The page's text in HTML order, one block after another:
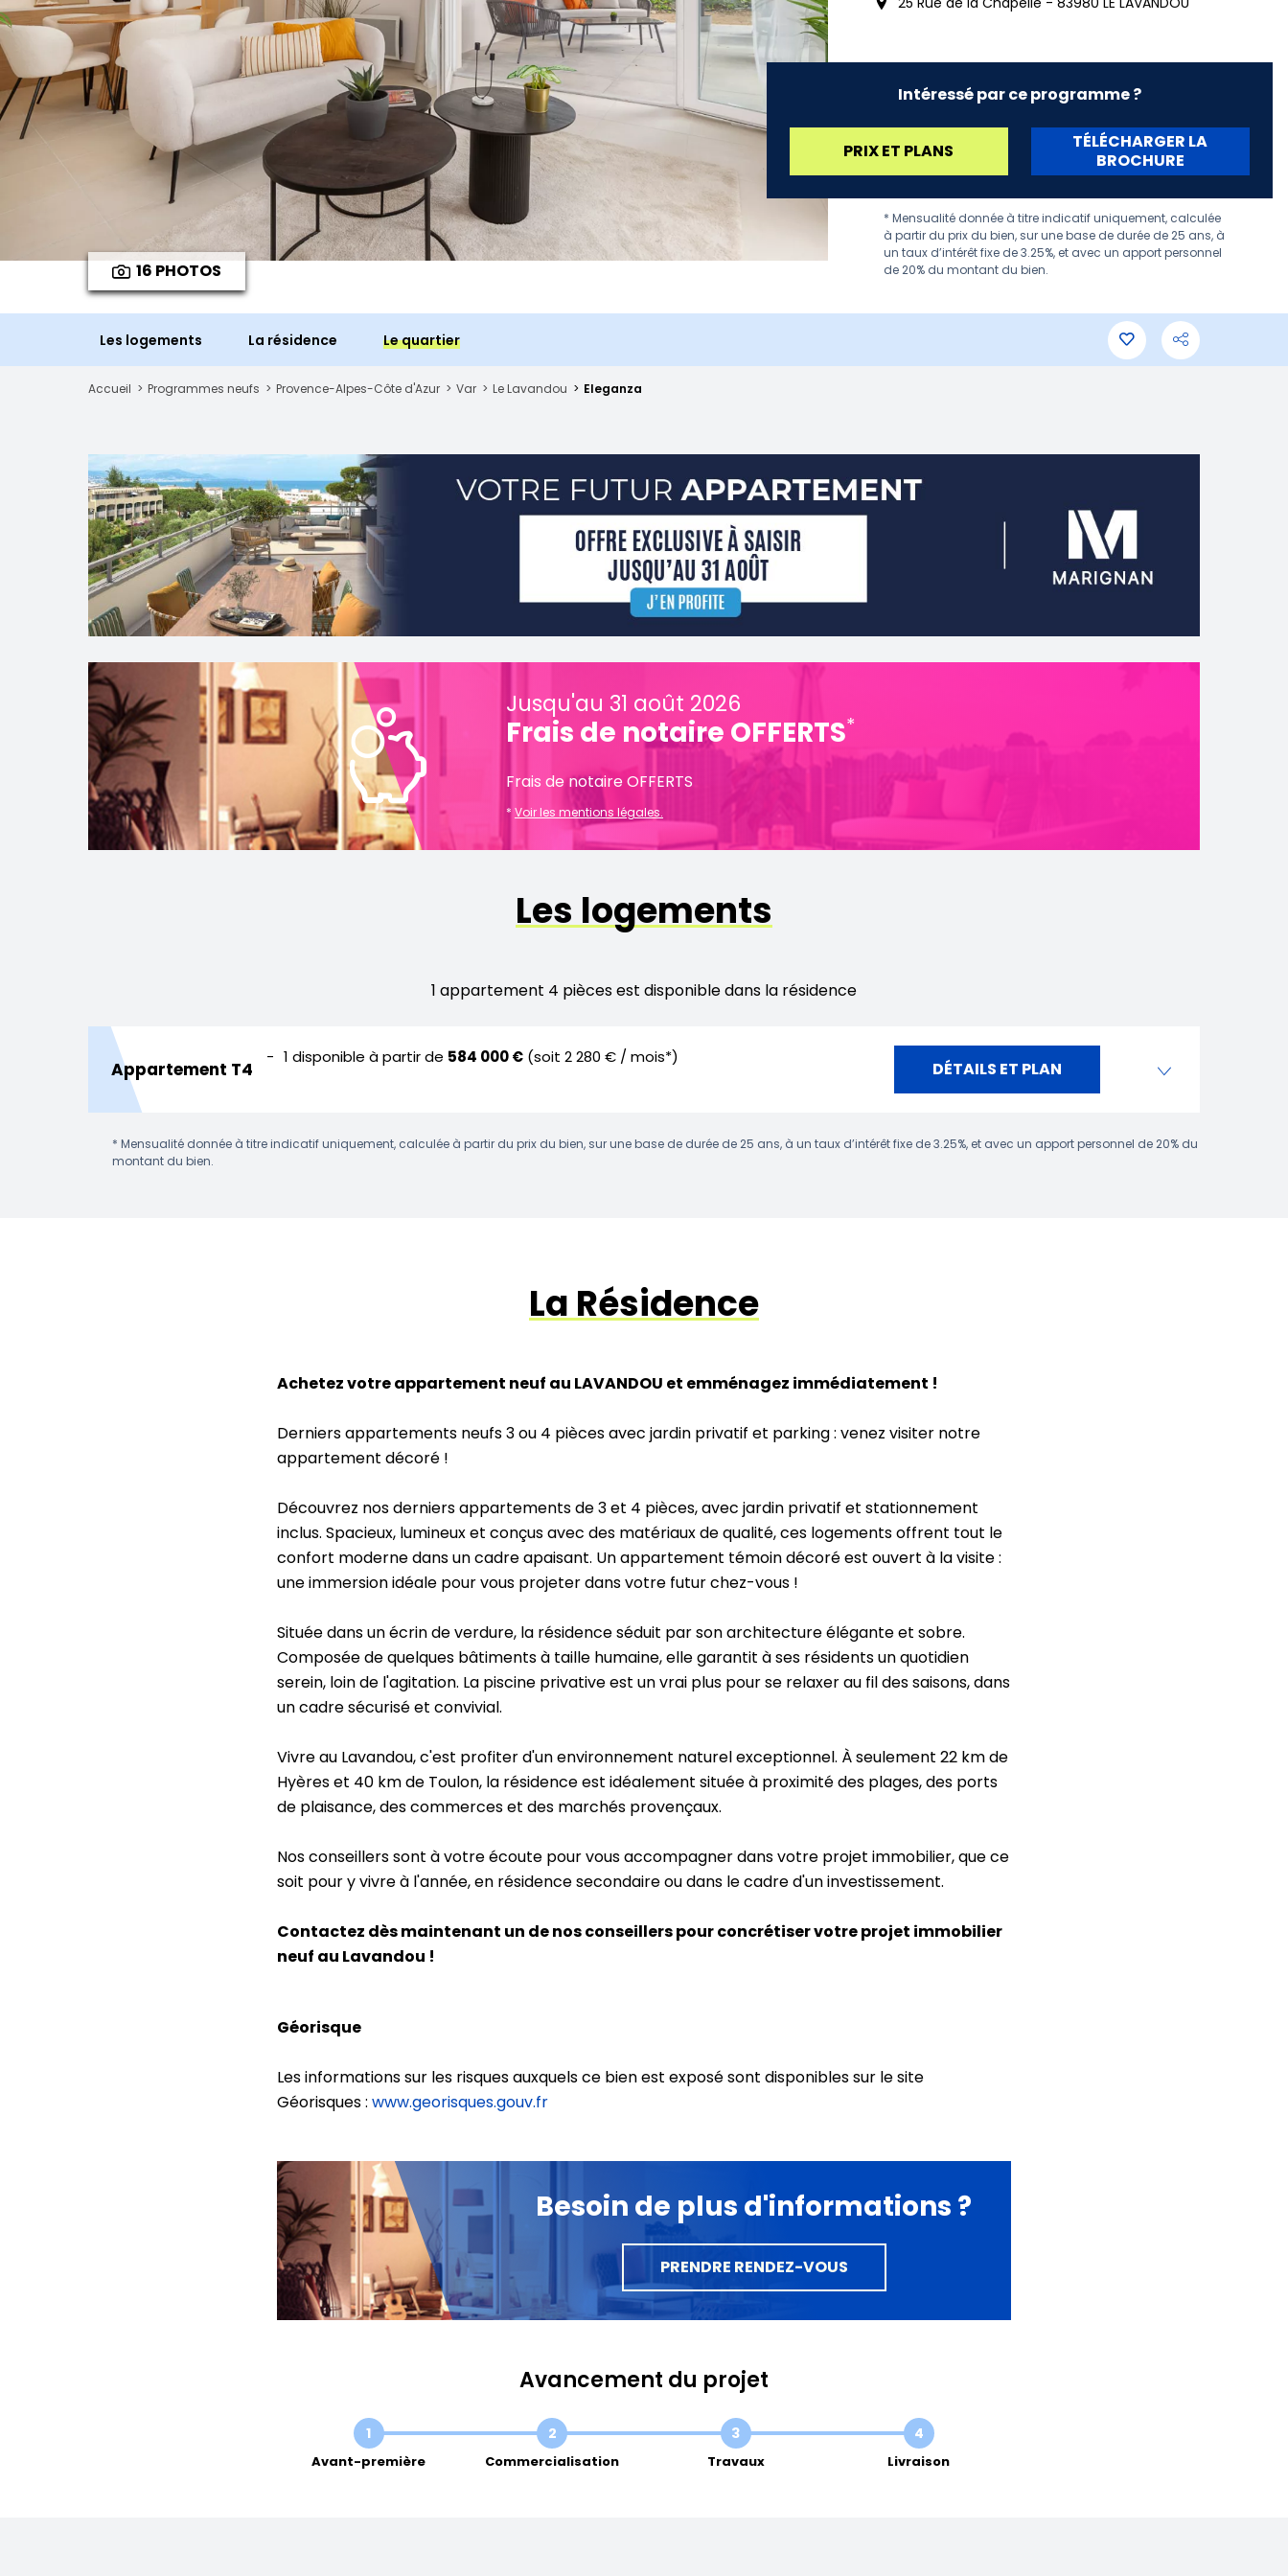
16 PHOTOS
Intéressé par ce programme ?
PRIX ET PLANS
TÉLÉCHARGER LA
BROCHURE
* Mensualité donnée à titre indicatif uniquement, calculée
à partir du prix du bien, sur une base de durée de 25 ans, à
un taux d’intérêt fixe de 3.25%, et avec un apport personnel
de 20% du montant du bien.
Les logements La résidence Le quartier
Accueil Programmes neufs Provence-Alpes-Côte d'Azur Var Le Lavandou Eleganza
Jusqu'au 31 août 2026
Frais de notaire OFFERTS*
Frais de notaire OFFERTS
* Voir les mentions légales.
Les logements
1 appartement 4 pièces est disponible dans la résidence
Appartement T4
1 disponible à partir de 584 000 € (soit 2 280 € / mois*)
DÉTAILS ET PLAN
* Mensualité donnée à titre indicatif uniquement, calculée à partir du prix du bien, sur une base de durée de 25 ans, à un taux d’intérêt fixe de 3.25%, et avec un apport personnel de 20% du
montant du bien.
La Résidence
Achetez votre appartement neuf au LAVANDOU et emménagez immédiatement !
Derniers appartements neufs 3 ou 4 pièces avec jardin privatif et parking : venez visiter notre
appartement décoré !
Découvrez nos derniers appartements de 3 et 4 pièces, avec jardin privatif et stationnement
inclus. Spacieux, lumineux et conçus avec des matériaux de qualité, ces logements offrent tout le
confort moderne dans un cadre apaisant. Un appartement témoin décoré est ouvert à la visite :
une immersion idéale pour vous projeter dans votre futur chez-vous !
Située dans un écrin de verdure, la résidence séduit par son architecture élégante et sobre.
Composée de quelques bâtiments à taille humaine, elle garantit à ses résidents un quotidien
serein, loin de l'agitation. La piscine privative est un vrai plus pour se relaxer au fil des saisons, dans
un cadre sécurisé et convivial.
Vivre au Lavandou, c'est profiter d'un environnement naturel exceptionnel. À seulement 22 km de
Hyères et 40 km de Toulon, la résidence est idéalement située à proximité des plages, des ports
de plaisance, des commerces et des marchés provençaux.
Nos conseillers sont à votre écoute pour vous accompagner dans votre projet immobilier, que ce
soit pour y vivre à l'année, en résidence secondaire ou dans le cadre d'un investissement.
Contactez dès maintenant un de nos conseillers pour concrétiser votre projet immobilier
neuf au Lavandou !
Géorisque
Les informations sur les risques auxquels ce bien est exposé sont disponibles sur le site
Géorisques :www.georisques.gouv.fr
Besoin de plus d'informations ?
PRENDRE RENDEZ-VOUS
Avancement du projet
1
Avant-première
2
Commercialisation
3
Travaux
4
Livraison